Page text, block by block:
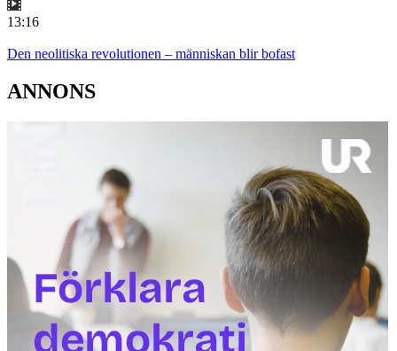
13:16
Den neolitiska revolutionen – människan blir bofast
ANNONS